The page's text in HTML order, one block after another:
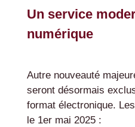
Un service
numérique
Autre nouveauté
seront désormais
format électronique.
le 1er mai 2025 :